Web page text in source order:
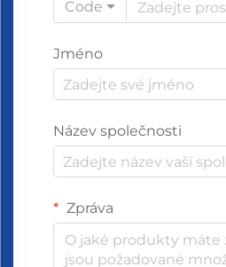
Code
Jméno
Název společnosti
Zpráva